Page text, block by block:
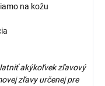
na kožu
akýkoľvek zľavový
zľavy určenej pre